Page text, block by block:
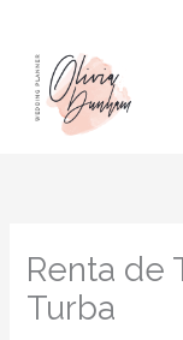
contenido
Renta de
Turba